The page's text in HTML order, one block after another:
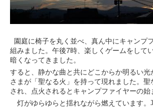
園庭に椅子を丸く並べ、真ん中にキャンプ
組みました。午後7時、楽しくゲームをして
暗くなってきました。
すると、静かな曲と共にどこからか明るい光
さまが「聖なる火」を持って現れました。
され、点火されるとキャンプファイヤーの始
灯がゆらゆらと揺れながら燃えています。